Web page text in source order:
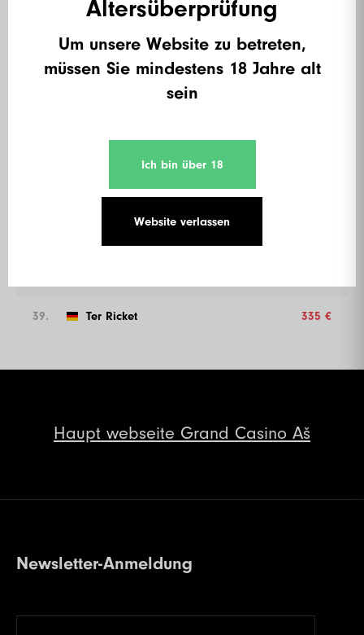
33. Lui50 335 €
NTG
39. Ter Ricket 335 €
Haupt webseite Grand Casino Aš
Newsletter-Anmeldung
Altersüberprüfung
Um unsere Website zu betreten,
müssen Sie mindestens 18 Jahre alt
sein
Ich bin über 18
Website verlassen